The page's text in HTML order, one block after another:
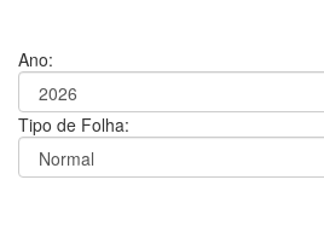
Ano:
Tipo de Folha: